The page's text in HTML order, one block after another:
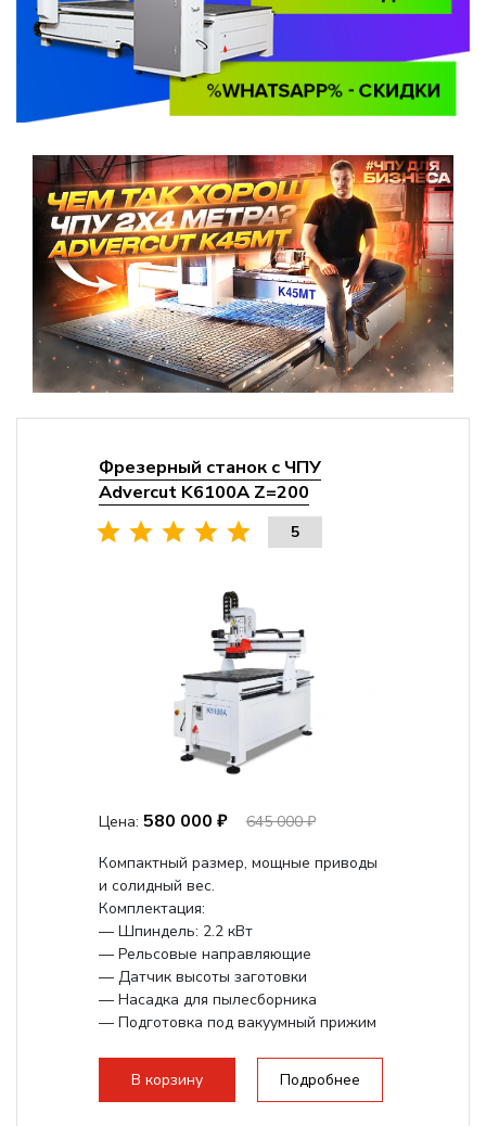
Фрезерный станок с ЧПУ
Advercut K6100A Z=200
5
Цена: 580 000 ₽
645 000 ₽
Компактный размер, мощные приводы
и солидный вес.
Комплектация:
— Шпиндель: 2.2 кВт
— Рельсовые направляющие
— Датчик высоты заготовки
— Насадка для пылесборника
— Подготовка под вакуумный прижим
В корзину
Подробнее